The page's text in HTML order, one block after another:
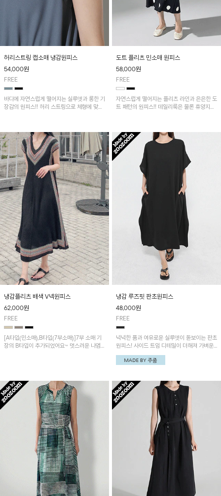
허리스트링 캡소매 냉감원피스
54,000원
FREE
바디에 자연스럽게 떨어지는 실루엣과 롱한 기
장감의 원피스!! 허리 스트링으로 체형에 맞게
도트 플리츠 민소매 원피스
58,000원
FREE
자연스럽게 떨어지는 플리츠 라인과 은은한 도
트 패턴의 원피스!! 데일리룩은 물론 휴양지룩
냉감플리츠 배색 V넥원피스
62,000원
FREE
[A타입(민소매),B타입(7부소매)]7부 소매 기
장의 B타입이 추가되었어요~ 멋스러운 나염
냉감 루즈핏 판초원피스
48,000원
FREE
넉넉한 품과 여유로운 실루엣이 돋보이는 판초
원피스! 사이드 트임 디테일이 더해져 가벼운
움직임과 세련된 포인트를 연출하며, 시원한
냉감 원단으로 한여름에도 쾌적하게 즐기기 좋